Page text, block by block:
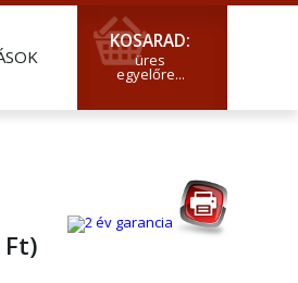
KOSARAD:
üres
egyelőre...